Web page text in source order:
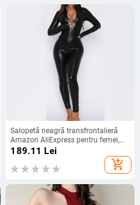
Salopetă neagră transfrontalieră
Amazon AliExpress pentru femei,
aspect nou, strâmt, subțire, la
modă, cu guler vertical mic, mânecă
lungă
189.11 Lei
add_shopping_cart